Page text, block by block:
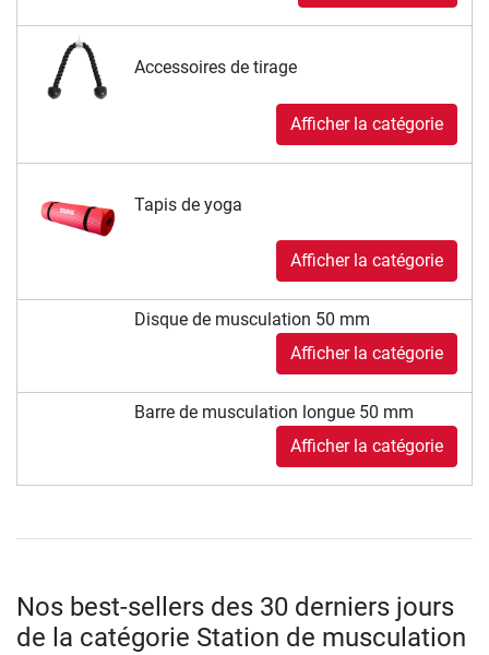
Accessoires de tirage
Afficher la catégorie
Tapis de yoga
Afficher la catégorie
Disque de musculation 50 mm
Afficher la catégorie
Barre de musculation longue 50 mm
Afficher la catégorie
Nos best-sellers des 30 derniers jours
de la catégorie Station de musculation